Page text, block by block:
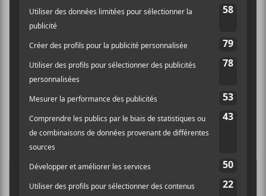
Plaque Tournanteest de retour pour une nouvelle
année. Le duo de Marc-André Mongrain de
tu.caet LP Labrèche ont interviewéAriane Roy, qui
sera sur la scène principale des Francos de Montréal le
samedi 13 juin, ainsi que Maurin Auxéméry, le
directeur du festival.
Bonne écoute!